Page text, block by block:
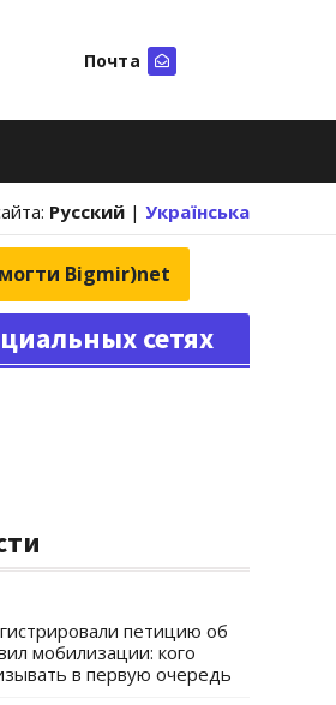
Почта
Русский | Українська
Bigmir)net
сетях
петицию об
мобилизации: кого
в первую очередь